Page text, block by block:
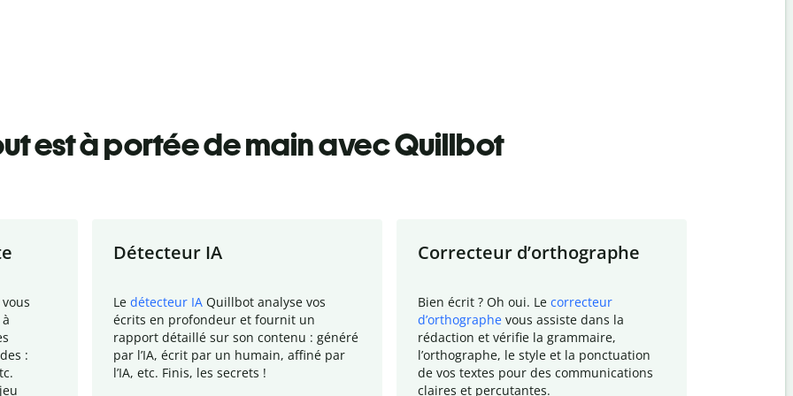
est à portée de main avec Quillbot
:
Détecteur IA
Le détecteur IA Quillbot analyse vos
écrits en profondeur et fournit un
rapport détaillé sur son contenu : généré
par l’IA, écrit par un humain, affiné par
l’IA, etc. Finis, les secrets !
Correcteur d’orthographe
Bien écrit ? Oh oui. Le correcteur
d’orthographe vous assiste dans la
rédaction et vérifie la grammaire,
l’orthographe, le style et la ponctuation
de vos textes pour des communications
claires et percutantes.